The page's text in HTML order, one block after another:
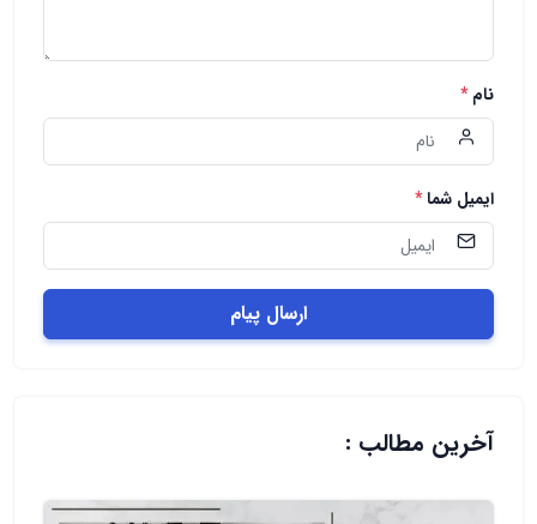
نام*
ایمیل شما*
ارسال پیام
آخرین مطالب :